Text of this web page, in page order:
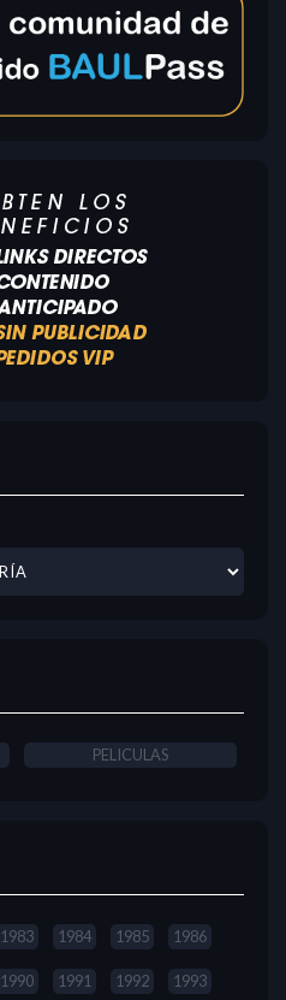
PELICULAS
1983 1984 1985 1986
1990 1991 1992 1993